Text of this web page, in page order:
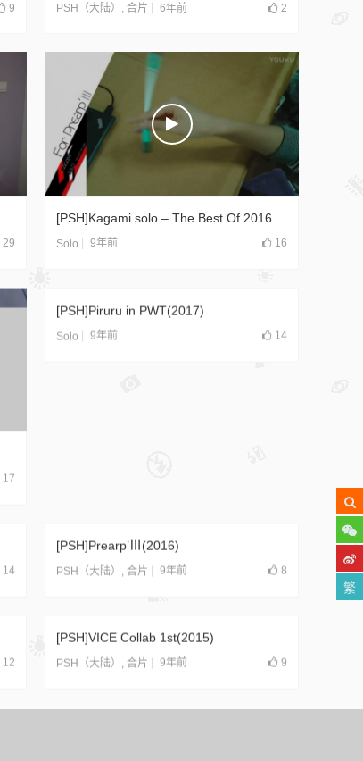
9 PSH（大陆） , 合片 6年前 2
29 Solo 9年前 16
17
14
[PSH]Prearp’Ⅲ(2016)
PSH（大陆） , 合片 9年前 8
12
[PSH]VICE Collab 1st(2015)
PSH（大陆） 合片 9年前 9
繁